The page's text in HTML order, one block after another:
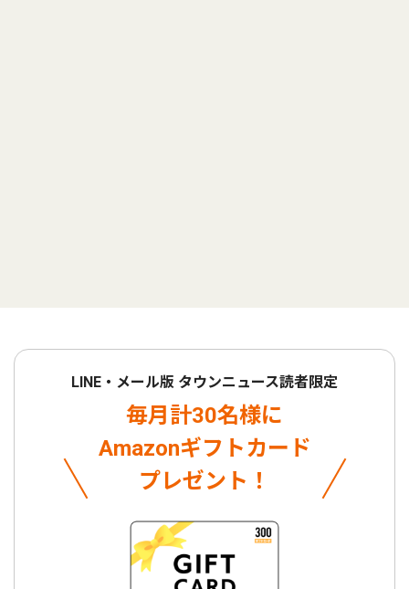
LINE・メール版 タウンニュース読者限定
毎月計30名様に
Amazonギフトカード
プレゼント！